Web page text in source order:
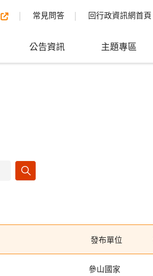
常見問答 回行政資訊網首頁
公告資訊 主題專區
發布單位
參山國家